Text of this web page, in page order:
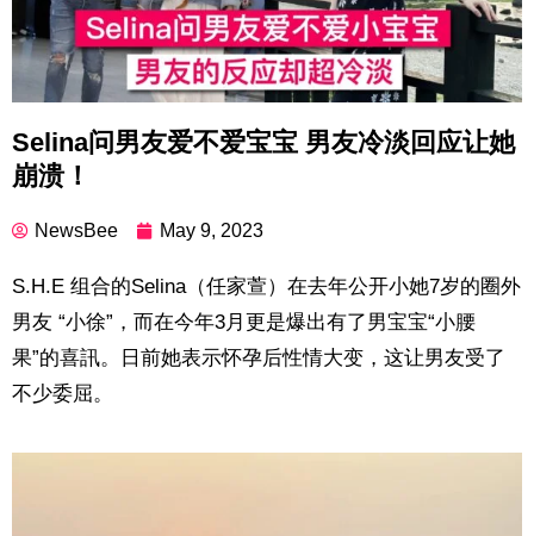
Selina问男友爱不爱宝宝 男友冷淡回应让她
崩溃！
NewsBee May 9, 2023
S.H.E 组合的Selina（任家萱）在去年公开小她7岁的圈外
男友 “小徐”，而在今年3月更是爆出有了男宝宝“小腰
果”的喜訊。日前她表示怀孕后性情大变，这让男友受了
不少委屈。